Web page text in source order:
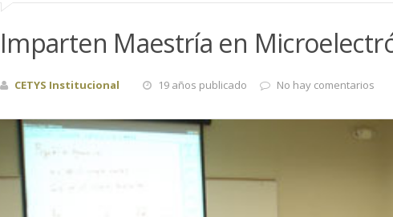
Imparten Maestría en
CETYS Institucional 19 años publicado No hay comentarios